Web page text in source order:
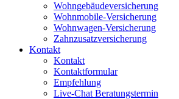
Wohngebäudeversicherung
Wohnmobile-Versicherung
Wohnwagen-Versicherung
Zahnzusatzversicherung
Kontakt
Kontakt
Kontaktformular
Empfehlung
Live-Chat Beratungstermin